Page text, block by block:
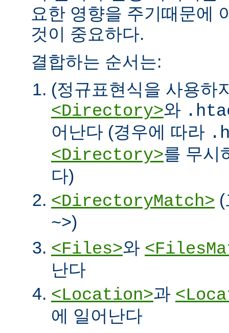
요한 영향을 주기때문에
것이 중요하다.
결합하는 순서는:
(정규표현식을 사용하
<Directory>와
어난다 (경우에 따라
<Directory>를 무시
다)
<DirectoryMatch>
~>)
<Files>와
난다
<Location>과
에 일어난다